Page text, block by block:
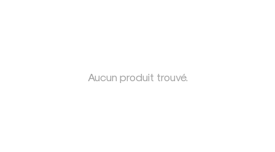
Aucun produit trouvé.